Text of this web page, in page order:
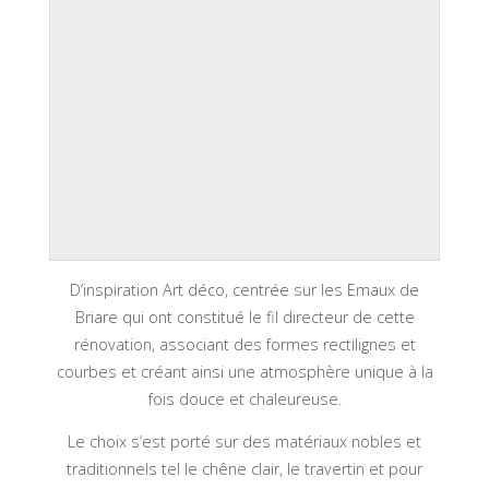
D’inspiration Art déco, centrée sur les Emaux de
Briare qui ont constitué le fil directeur de cette
rénovation, associant des formes rectilignes et
courbes et créant ainsi une atmosphère unique à la
fois douce et chaleureuse.
Le choix s’est porté sur des matériaux nobles et
traditionnels tel le chêne clair, le travertin et pour